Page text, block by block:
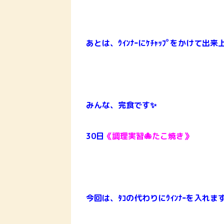
あとは、ｳｲﾝﾅｰにｹﾁｬｯﾌﾟをかけて出来
みんな、完食です✨
30日 《調理実習🐙たこ焼き》
今回は、ﾀｺの代わりにｳｲﾝﾅｰを入れます